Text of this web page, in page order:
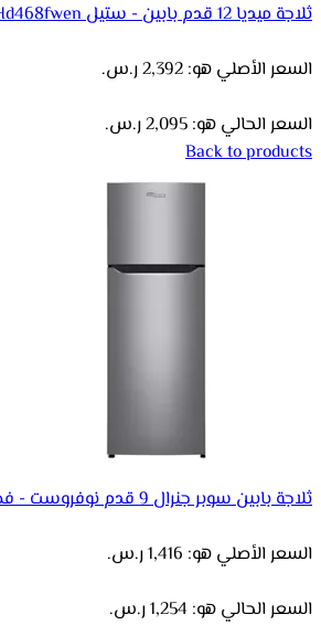
ثلاجة ميديا 12 قدم بابين - ستيل Hd468fwen
السعر الأصلي هو: 2,392 ر.س.
السعر الحالي هو: 2,095 ر.س.
Back to products
ثلاجة بابين سوبر جنرال 9 قدم نوفروست - فضي KSGR360N
السعر الأصلي هو: 1,416 ر.س.
السعر الحالي هو: 1,254 ر.س.